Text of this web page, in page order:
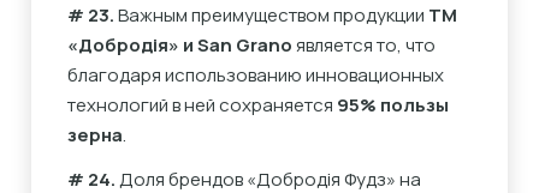
# 23.Важным преимуществом продукции ТМ
«Добродія» и San Granoявляется то, что
благодаря использованию инновационных
технологий в ней сохраняется 95% пользы
зерна.
# 24.Доля брендов «Добродія Фудз» на